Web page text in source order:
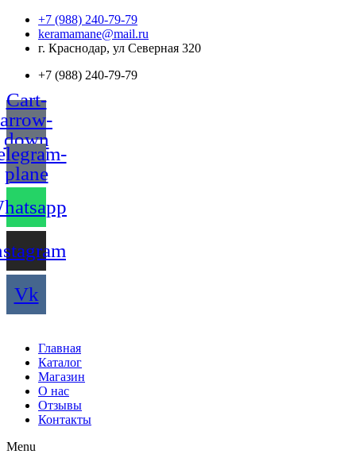
Перейти
содержимому
+7 (988) 240-79-79
keramamane@mail.ru
г. Краснодар, ул Северная 320
+7 (988) 240-79-79
Cart-
arrow-
down
plane
Vk
Главная
Каталог
Магазин
О нас
Отзывы
Контакты
Menu